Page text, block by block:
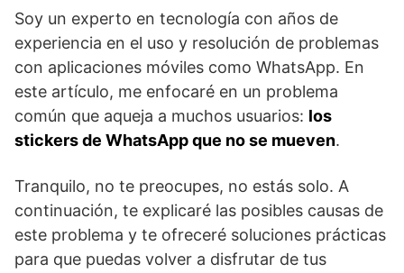
Soy un experto en tecnología con años de
experiencia en el uso y resolución de problemas
con aplicaciones móviles como WhatsApp. En
este artículo, me enfocaré en un problema
común que aqueja a muchos usuarios: los
stickers de WhatsApp que no se mueven.
Tranquilo, no te preocupes, no estás solo. A
continuación, te explicaré las posibles causas de
este problema y te ofreceré soluciones prácticas
para que puedas volver a disfrutar de tus